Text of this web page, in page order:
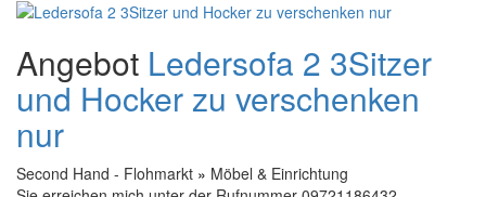
Angebot Ledersofa 2 3Sitzer
und Hocker zu verschenken
nur
Second Hand - Flohmarkt » Möbel & Einrichtung